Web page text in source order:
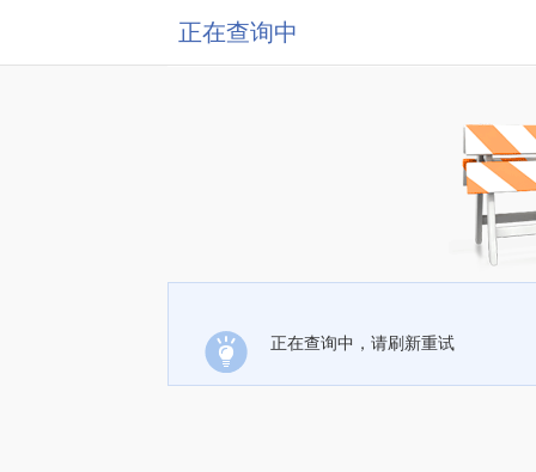
正在查询中
正在查询中，请刷新重试